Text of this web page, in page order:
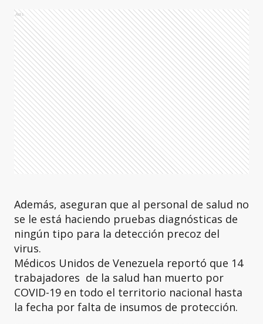
Ads
Además, aseguran que al personal de salud no
se le está haciendo pruebas diagnósticas de
ningún tipo para la detección precoz del
virus.
Médicos Unidos de Venezuela reportó que 14
trabajadores de la salud han muerto por
COVID-19 en todo el territorio nacional hasta
la fecha por falta de insumos de protección.